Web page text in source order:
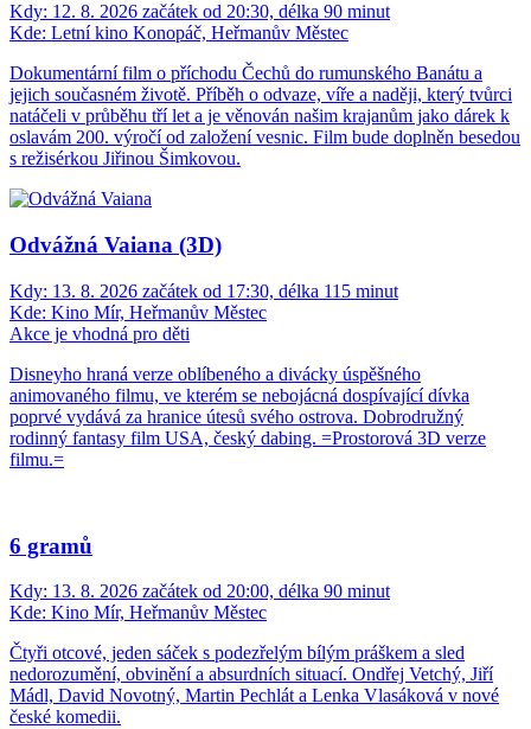
Kdy: 12. 8. 2026 začátek od 20:30, délka 90 minut
Kde: Letní kino Konopáč, Heřmanův Městec
Dokumentární film o příchodu Čechů do rumunského Banátu a
jejich současném životě. Příběh o odvaze, víře a naději, který tvůrci
natáčeli v průběhu tří let a je věnován našim krajanům jako dárek k
oslavám 200. výročí od založení vesnic. Film bude doplněn besedou
s režisérkou Jiřinou Šimkovou.
Odvážná Vaiana (3D)
Kdy: 13. 8. 2026 začátek od 17:30, délka 115 minut
Kde: Kino Mír, Heřmanův Městec
Akce je vhodná pro děti
Disneyho hraná verze oblíbeného a divácky úspěšného
animovaného filmu, ve kterém se nebojácná dospívající dívka
poprvé vydává za hranice útesů svého ostrova. Dobrodružný
rodinný fantasy film USA, český dabing. =Prostorová 3D verze
filmu.=
6 gramů
Kdy: 13. 8. 2026 začátek od 20:00, délka 90 minut
Kde: Kino Mír, Heřmanův Městec
Čtyři otcové, jeden sáček s podezřelým bílým práškem a sled
nedorozumění, obvinění a absurdních situací. Ondřej Vetchý, Jiří
Mádl, David Novotný, Martin Pechlát a Lenka Vlasáková v nové
české komedii.